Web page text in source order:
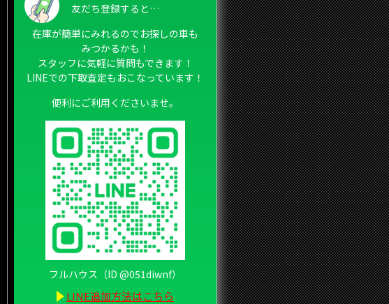
友だち登録すると…
在庫が簡単にみれるのでお探しの車も
みつかるかも！
スタッフに気軽に質問もできます！
LINEでの下取査定もおこなっています！
便利にご利用くださいませ。
フルハウス（ID @051diwnf）
LINE追加方法はこちら